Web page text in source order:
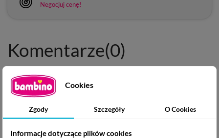
Negocjuj cenę!
Komentarze(0)
Produkt nie ma jeszcze opinii
GPSR
Cookies
Zgody Szczegóły O Cookies
Informacje dotyczące plików cookies